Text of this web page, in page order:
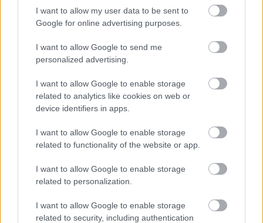
I want to allow my user data to be sent to
Google for online advertising purposes.
I want to allow Google to send me
personalized advertising.
I want to allow Google to enable storage
related to analytics like cookies on web or
device identifiers in apps.
I want to allow Google to enable storage
related to functionality of the website or app.
I want to allow Google to enable storage
related to personalization.
I want to allow Google to enable storage
related to security, including authentication
mennyiségét és növeli a talaj termékenységét.
Összességében a kutatás rávilágít arra, hogy a
kávézacc új szerephez juthat a
mezőgazdaságban. Megfelelő komposztálással a
mindennapi élet egyik leggyakoribb hulladéka
amely hosszú távon is hozzájárul a növények